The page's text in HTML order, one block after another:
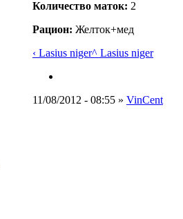
Количество маток: 2
Рацион: Желток+мед
‹ Lasius niger^ Lasius niger
11/08/2012 - 08:55 » VinCent